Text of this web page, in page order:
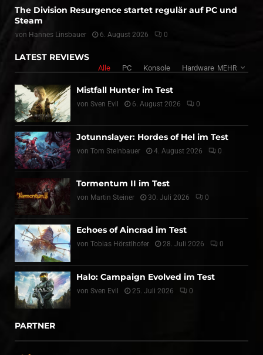
The Division Resurgence startet regulär auf PC und
Steam
von Hannes Linsbauer 6. August 2026 0
LATEST REVIEWS
Alle PC Konsole Hardware MEHR
Mistfall Hunter im Test
von Sven Evil 6. August 2026 0
Jotunnslayer: Hordes of Hel im Test
von Tom Steinbauer 4. August 2026 0
Tormentum II im Test
von Martin Steiner 30. Juli 2026 0
Echoes of Aincrad im Test
von Tobias Hörstlhofer 28. Juli 2026 0
Halo: Campaign Evolved im Test
von Sven Evil 25. Juli 2026 0
PARTNER